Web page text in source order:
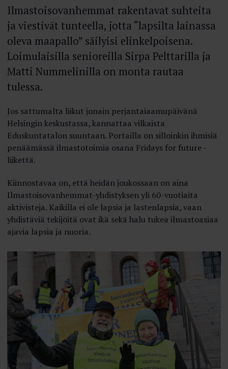
Ilmastoisovanhemmat rakentavat suhteita
ja viestivät tunteella, jotta “lapsilta lainassa
oleva maapallo” säilyisi elinkelpoisena.
Loimulaisilla senioreilla Sirpa Pelttarilla ja
Matti Nummelinilla on monta rautaa
tulessa.
Jos sattumalta liikut jonain perjantaiaamupäivänä
Helsingin keskustassa, kannattaa vilkaista
Eduskuntatalon suuntaan. Portailla on silloinkin ihmisiä
penäämässä ilmastotoimia osana Fridays for future -
liikettä.
Kiinnostavaa on, että heidän joukossaan on aina
Ilmastoisovanhemmat-­yhdistyksen yli 60-vuotiaita
aktivisteja. Kaikilla ei ole lapsia ja lastenlapsia, vaan
yhdistäviä tekijöitä ovat ikä sekä halu tukea ilmastoasiaa
ajavia lapsia ja nuoria.